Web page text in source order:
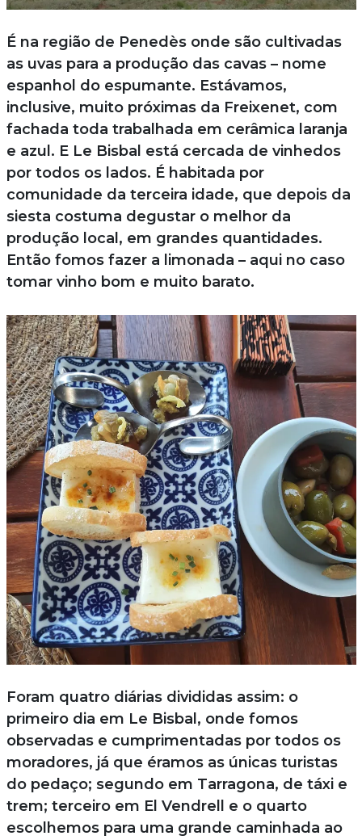
É na região de Penedès onde são cultivadas
as uvas para a produção das cavas – nome
espanhol do espumante. Estávamos,
inclusive, muito próximas da Freixenet, com
fachada toda trabalhada em cerâmica laranja
e azul. E Le Bisbal está cercada de vinhedos
por todos os lados. É habitada por
comunidade da terceira idade, que depois da
siesta costuma degustar o melhor da
produção local, em grandes quantidades.
Então fomos fazer a limonada – aqui no caso
tomar vinho bom e muito barato.
Foram quatro diárias divididas assim: o
primeiro dia em Le Bisbal, onde fomos
observadas e cumprimentadas por todos os
moradores, já que éramos as únicas turistas
do pedaço; segundo em Tarragona, de táxi e
trem; terceiro em El Vendrell e o quarto
escolhemos para uma grande caminhada ao